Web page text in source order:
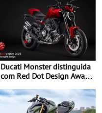
Ducati Monster distinguida
com Red Dot Design Award